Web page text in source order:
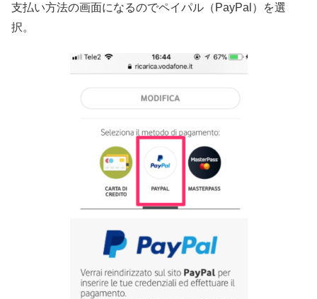
支払い方法の画面になるのでペイパル（PayPal）を選
択。